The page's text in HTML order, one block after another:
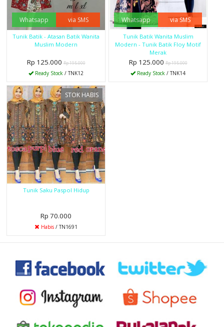
Whatsapp via SMS
Tunik Batik - Atasan Batik Wanita
Muslim Modern
Rp 125.000 Rp 195.000
Ready Stock / TNK12
Whatsapp via SMS
Tunik Batik Wanita Muslim
Modern - Tunik Batik Floy Motif
Merak
Rp 125.000 Rp 195.000
Ready Stock / TNK14
STOK HABIS
Tunik Saku Paspol Hidup
Rp 70.000
Habis / TN1691